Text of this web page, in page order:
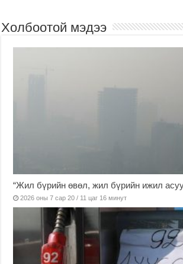
Холбоотой мэдээ
“Жил бүрийн өвөл, жил бүрийн ижил
2026 оны 7 сар 20 / 11 цаг 16 минут